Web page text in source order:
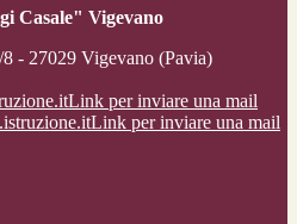
Casale" Vigevano
- 27029 Vigevano (Pavia)
Link per inviare una mail
Link per inviare una mail